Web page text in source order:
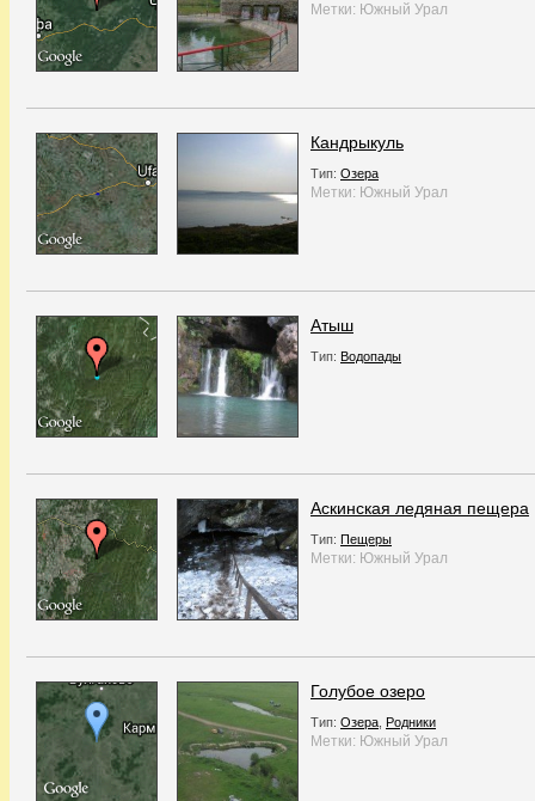
Метки: Южный Урал
Кандрыкуль
Тип: Озера
Метки: Южный Урал
Атыш
Тип: Водопады
Аскинская ледяная пещера
Тип: Пещеры
Метки: Южный Урал
Голубое озеро
Тип: Озера Родники
Метки: Южный Урал